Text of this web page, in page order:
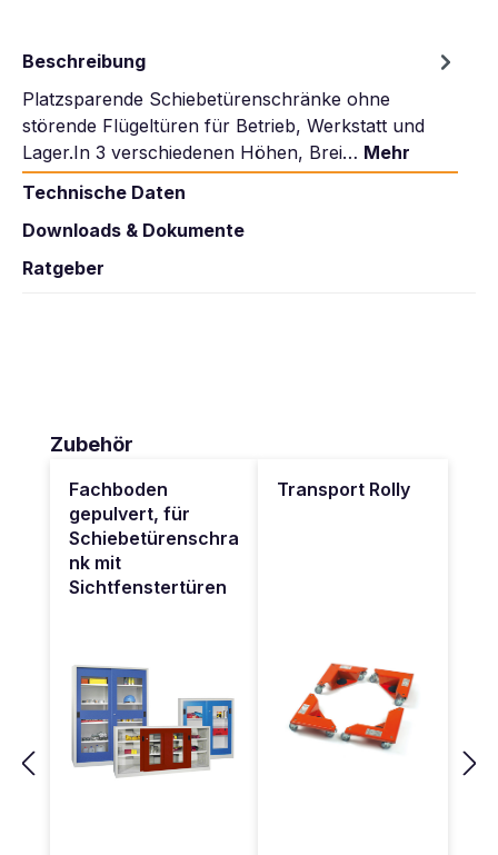
Beschreibung
Platzsparende Schiebetürenschränke ohne
störende Flügeltüren für Betrieb, Werkstatt und
Lager.In 3 verschiedenen Höhen, Brei… Mehr
Technische Daten
Downloads & Dokumente
Ratgeber
Produktgalerie überspringen
Zubehör
Fachboden
gepulvert, für
Schiebetürenschra
nk mit
Sichtfenstertüren
Transport Rolly